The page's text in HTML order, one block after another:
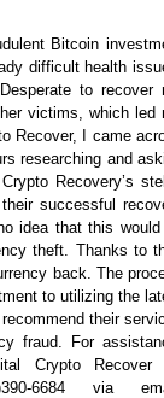
Bitcoin
difficult health
to recover
victims, which led
Recover, I came
researching and
Recovery’s
successful
idea that this would
theft. Thanks to
back. The
to utilizing the
their
fraud. For
Crypto Recover
6684 via